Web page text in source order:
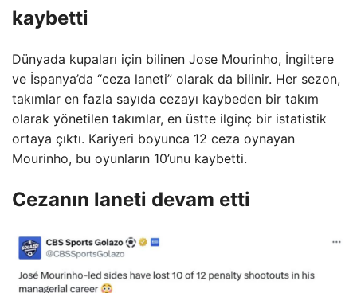
kaybetti
Dünyada kupaları için bilinen Jose Mourinho, İngiltere
ve İspanya’da “ceza laneti” olarak da bilinir. Her sezon,
takımlar en fazla sayıda cezayı kaybeden bir takım
olarak yönetilen takımlar, en üstte ilginç bir istatistik
ortaya çıktı. Kariyeri boyunca 12 ceza oynayan
Mourinho, bu oyunların 10’unu kaybetti.
Cezanın laneti devam etti